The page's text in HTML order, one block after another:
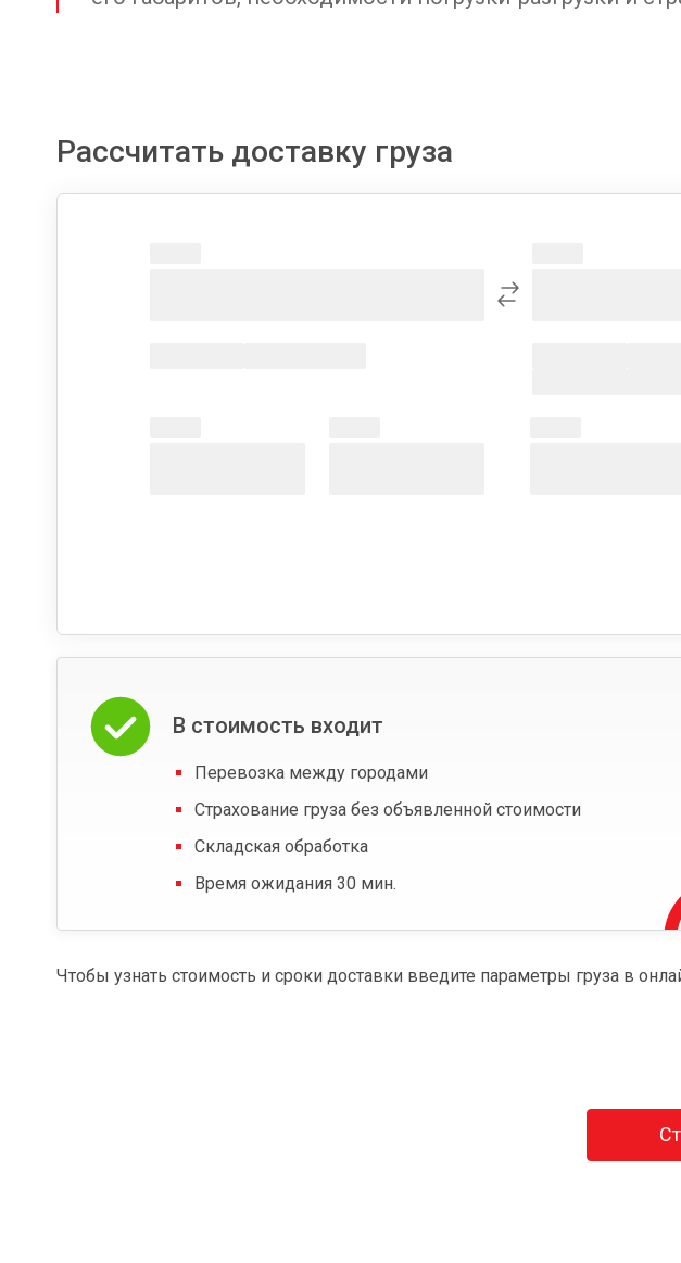
Рассчитать доставку груза
В стоимость входит
Перевозка между городами
Страхование груза без объявленной стоимости
Складская обработка
Время ожидания 30 мин.
Чтобы узнать стоимость и сроки доставки введите параметры груза в